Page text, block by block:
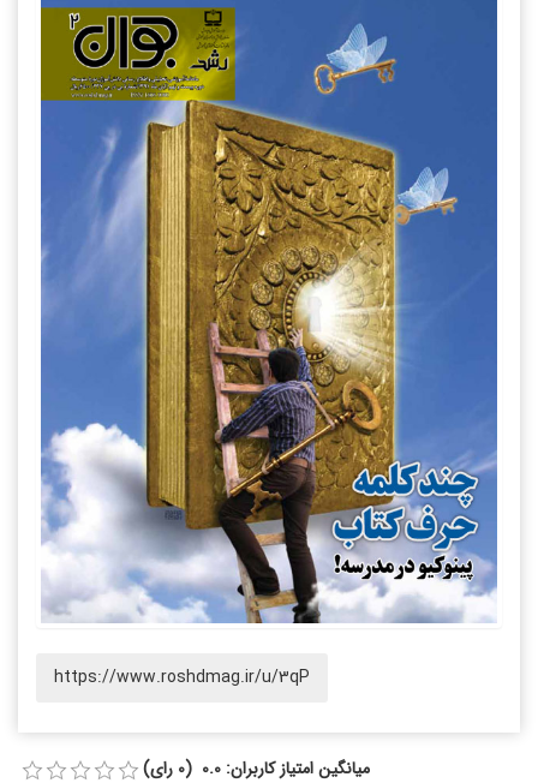
https://www.roshdmag.ir/u/3qP
میانگین امتیاز کاربران: 0.0 (0 رای)